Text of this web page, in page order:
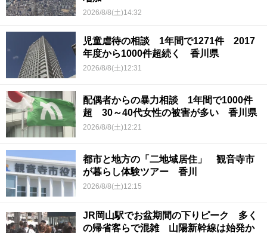
2026/8/8(土)14:32
児童虐待の相談 1年間で1271件 2017
年度から1000件超続く 香川県
2026/8/8(土)12:31
配偶者からの暴力相談 1年間で1000件
超 30～40代女性の被害が多い 香川県
2026/8/8(土)12:21
都市と地方の「二地域居住」 観音寺市
が暮らし体験ツアー 香川
2026/8/8(土)12:15
JR岡山駅でお盆期間の下りピーク 多く
の帰省客らで混雑 山陽新幹線は始発か